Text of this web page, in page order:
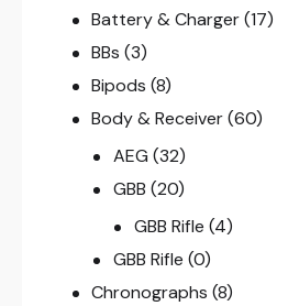
Battery & Charger (17)
BBs (3)
Bipods (8)
Body & Receiver (60)
AEG (32)
GBB (20)
GBB Rifle (4)
GBB Rifle (0)
Chronographs (8)